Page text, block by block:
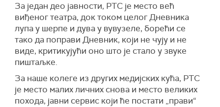
За један део јавности, РТС је место већ
виђеног театра, док током целог Дневника
лупа у шерпе и дува у вувузеле, борећи се
тако да поправи Дневник, који не чују и не
виде, критикујући оно што је стало у звуке
пиштаљке.
За наше колеге из других медијских кућа, РТС
је место малих личних снова и место великих
похода, јавни сервис који ће постати „прави“